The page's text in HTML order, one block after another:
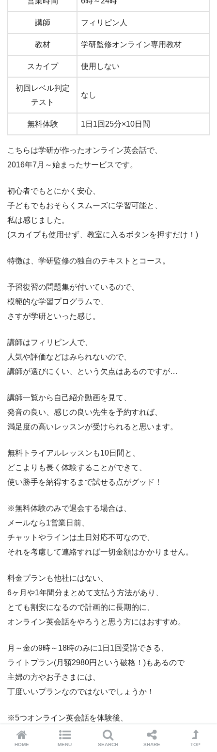
講師 フィリピン人
教材 学研監修オンライン専用教材
スカイプ 使用しない
初回レベル判定
テスト
なし
無料体験 1日1回25分×10日間
こちらは学研が作ったオンライン英会話で、
2016年7月～始まったサービスです。
初心者でもとにかく安心、
子どもでもおそらくスムーズに学習可能と、
私は感じました。
(スカイプも使用せず、教室に入るボタンを押すだけ！)
特徴は、学研監修の独自のテキストとコース。
予習復習の問題集が付いているので、
模範的な学習プログラムで、
さすが学研といった感じ。
講師はフィリピン人で、
人気や評価などはみられないので、
講師が選びにくい、という欠点はあるのですが…
講師一覧から自己紹介動画を見て、
発音の良い、感じの良い先生を予約すれば、
満足度の高いレッスンが受けられると思います。
無料トライアルレッスンも10日間と、
どこよりも長く体験することができて、
使い勝手を納得するまで試せる点がグッド！
※無料体験のみで退会する場合は、
メールなら1営業日前、
チャットやラインは土日対応不可なので、
それを考慮して連絡すれば一切金額はかかりません。
料金プランも他社にはない、
6ヶ月や1年間分まとめて支払う方法があり、
とても割安になるので計画的に長期的に、
オンライン英会話をやろうと思う方にはおすすめ。
月～金の9時～18時のみに1日1回受講できる、
ライトプラン(月額2980円という破格！)もあるので
主婦の方やお子さまには、
丁度いいプランなのではないでしょうか！
※5つオンライン英会話を体験後、
私はこの Kimini を本契約。
もっと詳しい感想については、以下で紹介しています。
HOME MENU SEARCH SHARE TOP